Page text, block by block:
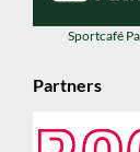
Sportcafé
Partners